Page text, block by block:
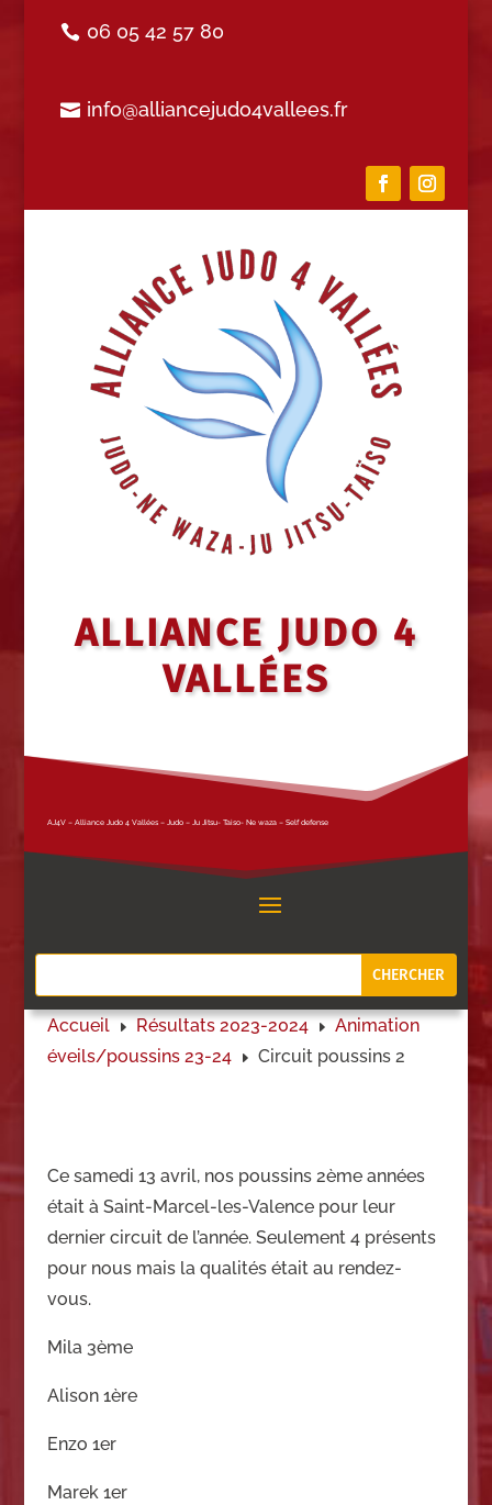
06 05 42 57 80
info@alliancejudo4vallees.fr
ALLIANCE JUDO 4
VALLÉES
AJ4V – Alliance Judo 4 Vallées – Judo – Ju Jitsu- Taiso- Ne waza – Self defense
Accueil E Résultats 2023-2024 E Animation
éveils/poussins 23-24 E Circuit poussins 2
Ce samedi 13 avril, nos poussins 2ème années
était à Saint-Marcel-les-Valence pour leur
dernier circuit de l’année. Seulement 4 présents
pour nous mais la qualités était au rendez-
vous.
Mila 3ème
Alison 1ère
Enzo 1er
Marek 1er